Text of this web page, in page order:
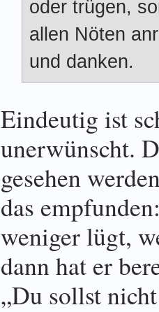
oder trügen,
allen Nöten
und danken.
Eindeutig ist
unerwünscht.
gesehen
das
weniger lügt,
dann hat er
„Du sollst